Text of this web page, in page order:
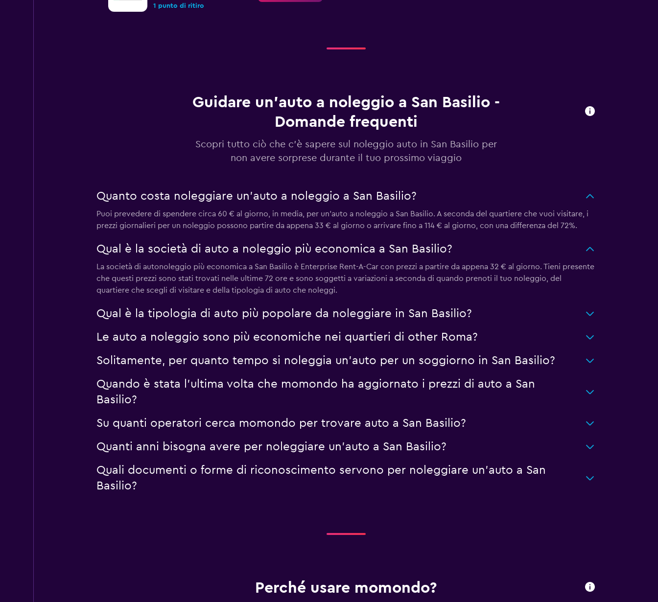
1 punto di ritiro
Guarda i prezzi
1 punto di ritiro
Guarda i prezzi
Guidare un'auto a noleggio a San Basilio -
Domande frequenti
Scopri tutto ciò che c'è sapere sul noleggio auto in San Basilio per
non avere sorprese durante il tuo prossimo viaggio
Quanto costa noleggiare un'auto a noleggio a San Basilio?
Puoi prevedere di spendere circa 60 € al giorno, in media, per un'auto a noleggio a San Basilio. A seconda del quartiere che vuoi visitare, i
prezzi giornalieri per un noleggio possono partire da appena 33 € al giorno o arrivare fino a 114 € al giorno, con una differenza del 72%.
Qual è la società di auto a noleggio più economica a San Basilio?
La società di autonoleggio più economica a San Basilio è Enterprise Rent-A-Car con prezzi a partire da appena 32 € al giorno. Tieni presente
che questi prezzi sono stati trovati nelle ultime 72 ore e sono soggetti a variazioni a seconda di quando prenoti il tuo noleggio, del
quartiere che scegli di visitare e della tipologia di auto che noleggi.
Qual è la tipologia di auto più popolare da noleggiare in San Basilio?
Le auto a noleggio sono più economiche nei quartieri di other Roma?
Solitamente, per quanto tempo si noleggia un'auto per un soggiorno in San Basilio?
Quando è stata l'ultima volta che momondo ha aggiornato i prezzi di auto a San
Basilio?
Su quanti operatori cerca momondo per trovare auto a San Basilio?
Quanti anni bisogna avere per noleggiare un'auto a San Basilio?
Quali documenti o forme di riconoscimento servono per noleggiare un'auto a San
Basilio?
Perché usare momondo?